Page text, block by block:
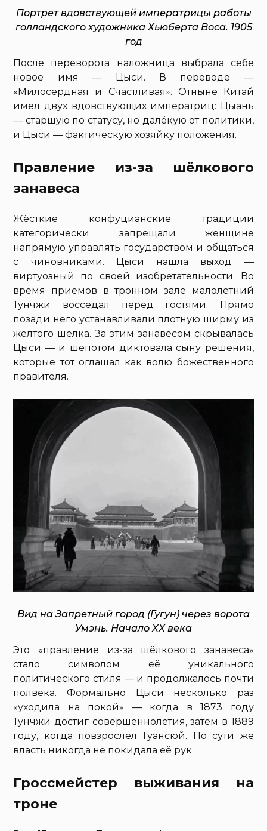
Портрет вдовствующей императрицы работы
голландского художника Хьюберта Воса. 1905
год
После переворота наложница выбрала себе
новое имя — Цыси. В переводе —
«Милосердная и Счастливая». Отныне Китай
имел двух вдовствующих императриц: Цыань
— старшую по статусу, но далёкую от политики,
и Цыси — фактическую хозяйку положения.
Правление из-за шёлкового
занавеса
Жёсткие конфуцианские традиции
категорически запрещали женщине
напрямую управлять государством и общаться
с чиновниками. Цыси нашла выход —
виртуозный по своей изобретательности. Во
время приёмов в тронном зале малолетний
Тунчжи восседал перед гостями. Прямо
позади него устанавливали плотную ширму из
жёлтого шёлка. За этим занавесом скрывалась
Цыси — и шёпотом диктовала сыну решения,
которые тот оглашал как волю божественного
правителя.
Вид на Запретный город (Гугун) через ворота
Умэнь. Начало XX века
Это «правление из-за шёлкового занавеса»
стало символом её уникального
политического стиля — и продолжалось почти
полвека. Формально Цыси несколько раз
«уходила на покой» — когда в 1873 году
Тунчжи достиг совершеннолетия, затем в 1889
году, когда повзрослел Гуансюй. По сути же
власть никогда не покидала её рук.
Гроссмейстер выживания на
троне